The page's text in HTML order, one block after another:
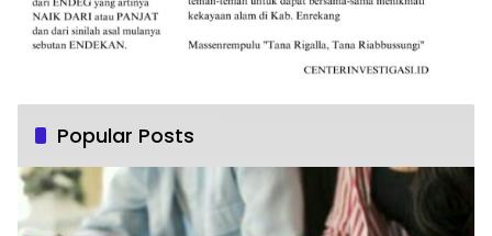
Popular Posts